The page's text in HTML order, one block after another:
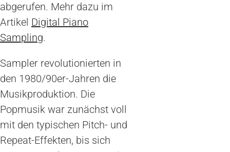
abgerufen. Mehr dazu im
Artikel Digital Piano
Sampling.
Sampler revolutionierten in
den 1980/90er-Jahren die
Musikproduktion. Die
Popmusik war zunächst voll
mit den typischen Pitch- und
Repeat-Effekten, bis sich